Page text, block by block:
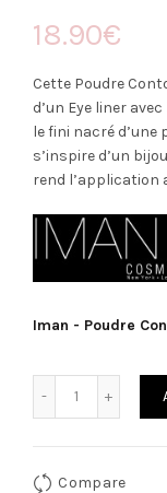
18.90€
Cette Poudre
d’un Eye liner
le fini nacré d’une
s’inspire d’un
rend l’application
Iman - Poudre
Compare